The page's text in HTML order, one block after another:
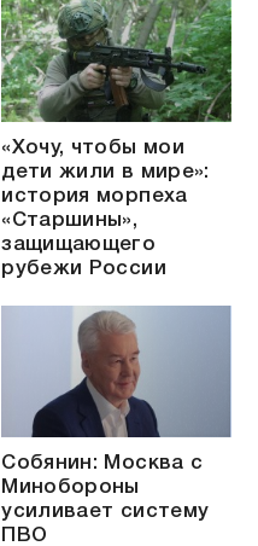
«Хочу, чтобы мои
дети жили в мире»:
история морпеха
«Старшины»,
защищающего
рубежи России
Собянин: Москва с
Минобороны
усиливает систему
ПВО